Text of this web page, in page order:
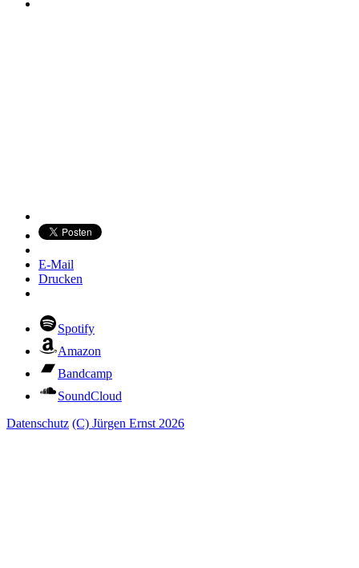
E-Mail
Drucken
Spotify
Amazon
Bandcamp
SoundCloud
Datenschutz (C) Jürgen Ernst 2026